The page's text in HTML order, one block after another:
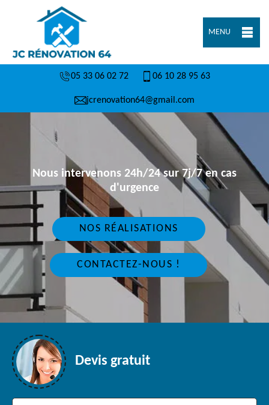
MENU
05 33 06 02 72 06 10 28 95 63
jcrenovation64@gmail.com
Nous intervenons 24h/24 sur 7j/7 en cas
d'urgence
NOS RÉALISATIONS
CONTACTEZ-NOUS !
Devis gratuit